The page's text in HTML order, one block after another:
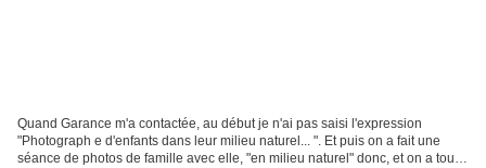
Quand Garance m'a contactée, au début je n'ai pas saisi l'expression
"Photograph e d'enfants dans leur milieu naturel... ". Et puis on a fait une
séance de photos de famille avec elle, "en milieu naturel" donc, et on a tous